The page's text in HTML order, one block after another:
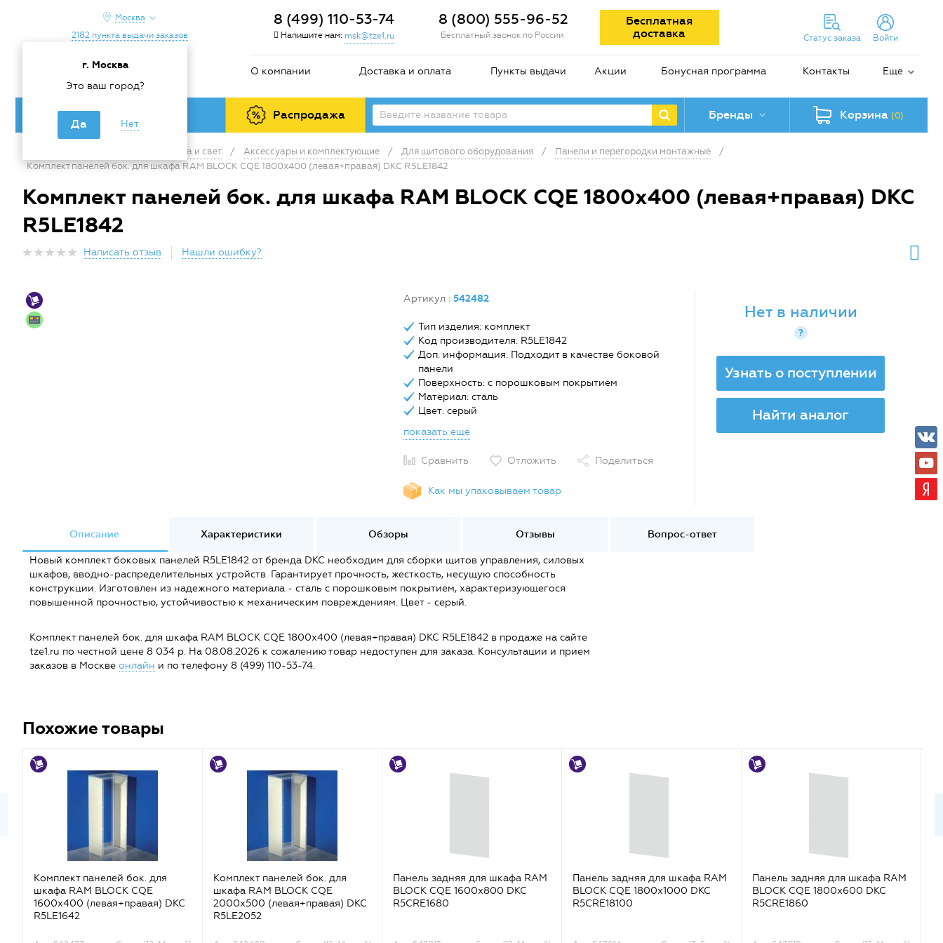
Москва
г. Москва
Это ваш город?
Да Нет
2182 пункта выдачи заказов
8 (499) 110-53-74
Напишите нам: msk@tze1.ru
8 (800) 555-96-52
Бесплатный звонок по России
Бесплатная
доставка
Статус заказа Войти
О компании Доставка и оплата Пункты выдачи Акции Бонусная программа Контакты Еще
Каталог товаров Распродажа Бренды Корзина (0)
Электрика и свет / Аксессуары и комплектующие / Для щитового оборудования / Панели и перегородки монтажные
/
Комплект панелей бок. для шкафа RAM BLOCK CQE 1800х400 (левая+правая) DKC R5LE1842
Комплект панелей бок. для шкафа RAM BLOCK CQE 1800х400 (левая+правая) DKC
R5LE1842
Написать отзыв Нашли ошибку?
Артикул : 542482
Тип изделия: комплект
Код производителя: R5LE1842
Доп. информация: Подходит в качестве боковой
панели
Поверхность: с порошковым покрытием
Материал: сталь
Цвет: серый
показать ещё
Сравнить Отложить Поделиться
Как мы упаковываем товар
Нет в наличии
?
Узнать о поступлении
Найти аналог
Описание Характеристики Обзоры Отзывы Вопрос-ответ
Новый комплект боковых панелей R5LE1842 от бренда DKC необходим для сборки щитов управления, силовых
шкафов, вводно-распределительных устройств. Гарантирует прочность, жесткость, несущую способность
конструкции. Изготовлен из надежного материала - сталь с порошковым покрытием, характеризующегося
повышенной прочностью, устойчивостью к механическим повреждениям. Цвет - серый.
Комплект панелей бок. для шкафа RAM BLOCK CQE 1800х400 (левая+правая) DKC R5LE1842 в продаже на сайте
tze1.ru по честной цене 8 034 р. На 08.08.2026 к сожалению товар недоступен для заказа. Консультации и прием
заказов в Москве онлайн и по телефону 8 (499) 110-53-74.
Похожие товары
Комплект панелей бок. для
шкафа RAM BLOCK CQE
1600х400 (левая+правая) DKC
R5LE1642
Комплект панелей бок. для
шкафа RAM BLOCK CQE
2000х500 (левая+правая) DKC
R5LE2052
Панель задняя для шкафа RAM
BLOCK CQE 1600х800 DKC
R5CRE1680
Панель задняя для шкафа RAM
BLOCK CQE 1800х1000 DKC
R5CRE18100
Панель задняя для шкафа RAM
BLOCK CQE 1800х600 DKC
R5CRE1860